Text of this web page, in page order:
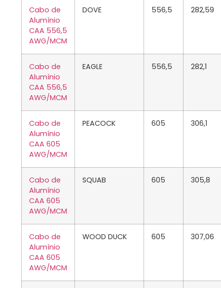
Cabo de
Alumínio
CAA 556,5
AWG/MCM
DOVE 556,5 282,59
Cabo de
Alumínio
CAA 556,5
AWG/MCM
EAGLE 556,5 282,1
Cabo de
Alumínio
CAA 605
AWG/MCM
PEACOCK 605 306,1
Cabo de
Alumínio
CAA 605
AWG/MCM
SQUAB 605 305,8
Cabo de
Alumínio
CAA 605
AWG/MCM
WOOD DUCK 605 307,06